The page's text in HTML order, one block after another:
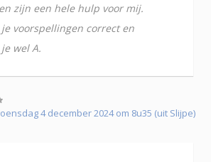
zijn een hele hulp voor mij.
voorspellingen correct en
wel A.
4 december 2024 om 8u35 (uit Slijpe)